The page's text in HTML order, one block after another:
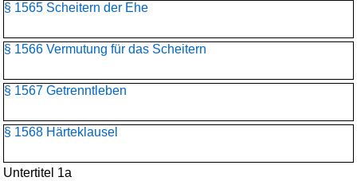
§ 1565 Scheitern der Ehe
§ 1566 Vermutung für das Scheitern
§ 1567 Getrenntleben
§ 1568 Härteklausel
Untertitel 1a